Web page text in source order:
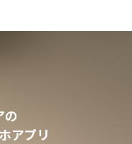
その他の対応
ビスの提供のために必
失またはき損の防止その
の
アプリ